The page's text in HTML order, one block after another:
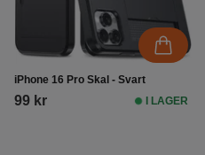
iPhone 16 Pro Skal - Svart
99 kr I LAGER